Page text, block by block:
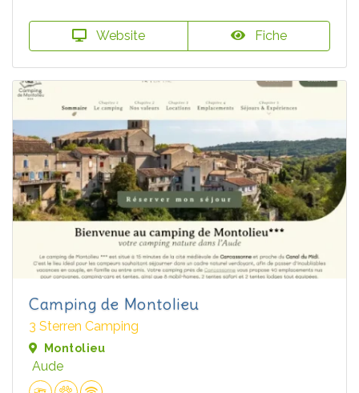
Website Fiche
Camping de Montolieu
3 Sterren Camping
Montolieu
Aude